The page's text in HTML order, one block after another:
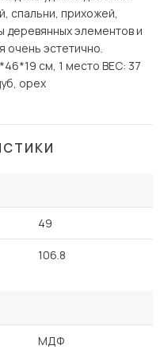
спальни, прихожей,
деревянных элементов и
очень эстетично.
см, 1 место ВЕС: 37
орех
49
106.8
МДФ